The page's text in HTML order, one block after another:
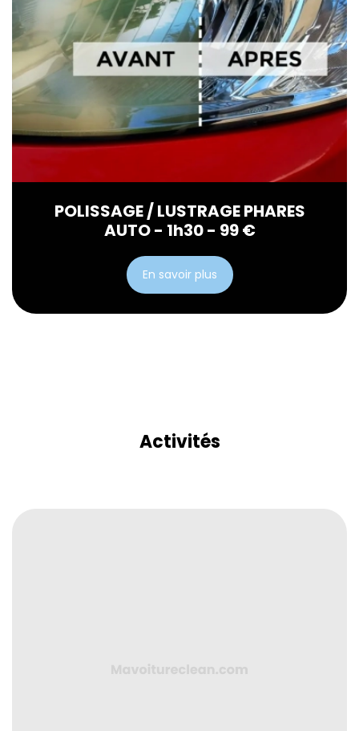
POLISSAGE / LUSTRAGE PHARES
AUTO - 1h30 - 99 €
En savoir plus
Activités